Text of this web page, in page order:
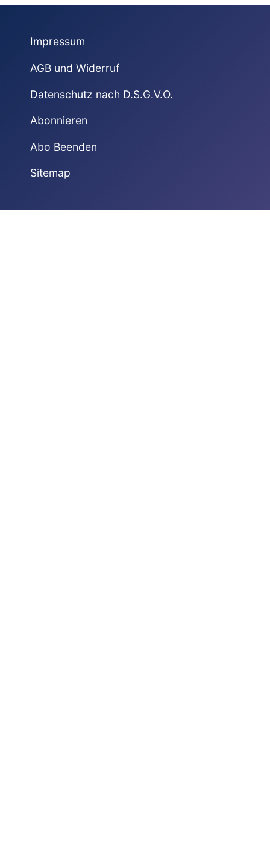
Impressum
AGB und Widerruf
Datenschutz nach D.S.G.V.O.
Abonnieren
Abo Beenden
Sitemap